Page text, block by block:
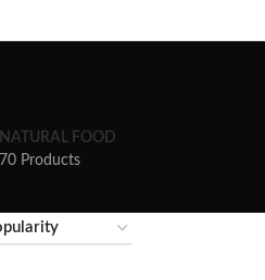
NATURAL FOOD
70 Products